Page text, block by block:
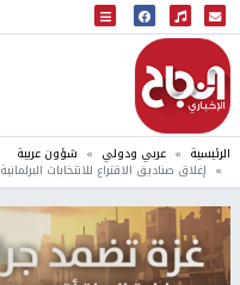
البث المباشر
إذاعة النجاح
الرئيسية عربي ودولي شؤون عربية
إغلاق صناديق الاقتراع للانتخابات